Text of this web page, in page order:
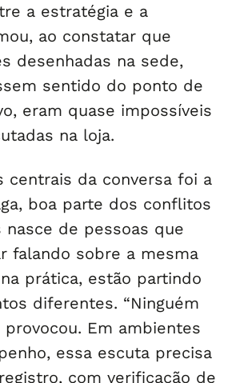
a estratégia e a
ao constatar que
desenhadas na sede,
sentido do ponto de
eram quase impossíveis
na loja.
centrais da conversa foi a
boa parte dos conflitos
nasce de pessoas que
falando sobre a mesma
prática, estão partindo
diferentes. “Ninguém
provocou. Em ambientes
essa escuta precisa
com verificação de